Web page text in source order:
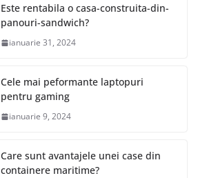
Este rentabila o casa-construita-din-
panouri-sandwich?
ianuarie 31, 2024
Cele mai peformante laptopuri
pentru gaming
ianuarie 9, 2024
Care sunt avantajele unei case din
containere maritime?